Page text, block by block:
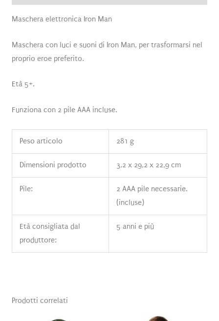
Maschera elettronica Iron Man
Maschera con luci e suoni di Iron Man, per trasformarsi nel
proprio eroe preferito.
Età 5+.
Funziona con 2 pile AAA incluse.
Peso articolo 281 g
Dimensioni prodotto 3,2 x 29,2 x 22,9 cm
Pile:
2 AAA pile necessarie.
(incluse)
Età consigliata dal
produttore:
5 anni e più
Prodotti correlati